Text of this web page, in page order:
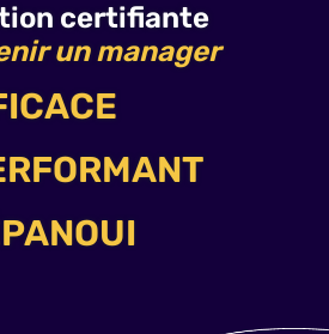
certifiante
un manager